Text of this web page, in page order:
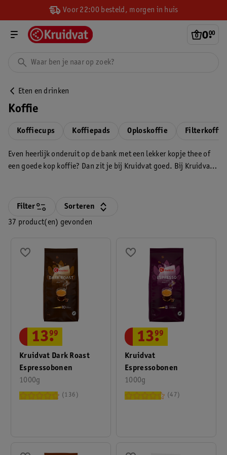
Voor 22:00 besteld, morgen in huis
0.
00
Eten en drinken
Koffie
Koffiecups Koffiepads Oploskoffie Filterkoffie
Even heerlijk onderuit op de bank met een lekker kopje thee of
een goede kop koffie? Dan zit je bij Kruidvat goed. Bij Kruidvat
koffiepads. Geniet van ons Eigen Merk of van bekende merken
moment speciaal!
37 product(en) gevonden
Filter Sorteren
Kruidvat Dark Roast
Espressobonen
1000g
13.
99
136
Kruidvat
Espressobonen
1000g
13.
99
47